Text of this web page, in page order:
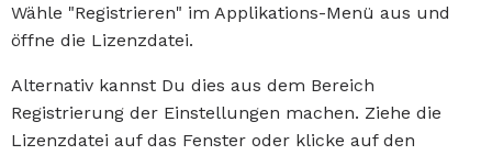
Wähle "Registrieren" im Applikations-Menü aus und
öffne die Lizenzdatei.
Alternativ kannst Du dies aus dem Bereich
Registrierung der Einstellungen machen. Ziehe die
Lizenzdatei auf das Fenster oder klicke auf den